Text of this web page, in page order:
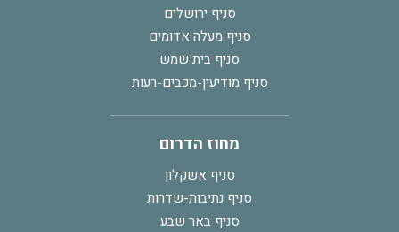
סניף ירושלים
סניף מעלה אדומים
סניף בית שמש
סניף מודיעין-מכבים-רעות
מחוז הדרום
סניף אשקלון
סניף נתיבות-שדרות
סניף באר שבע